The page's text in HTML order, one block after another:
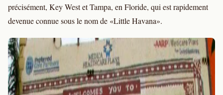
précisément, Key West et Tampa, en Floride, qui est rapidement
devenue connue sous le nom de «Little Havana».